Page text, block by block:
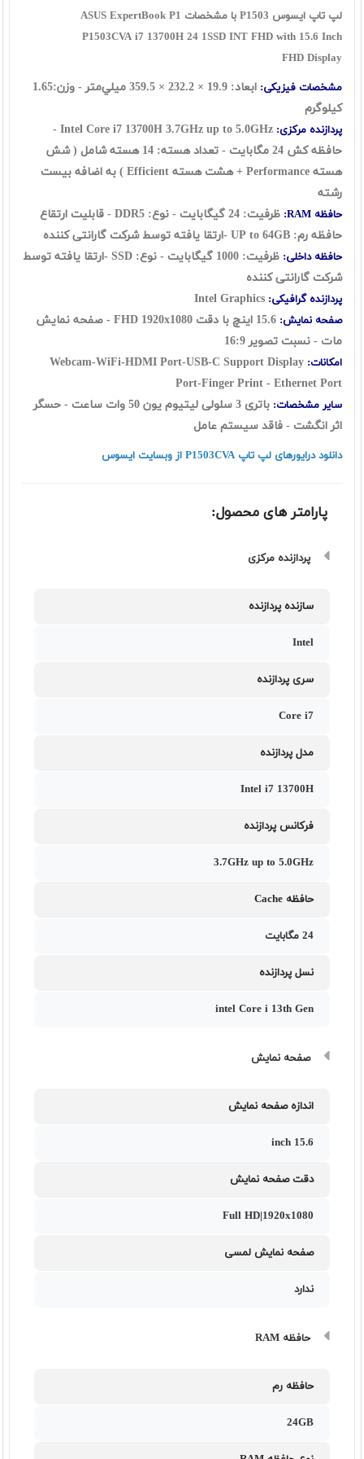
لپ تاپ ایسوس P1503 با مشخصات ASUS ExpertBook P1
P1503CVA i7 13700H 24 1SSD INT FHD with 15.6 Inch
FHD Display
مشخصات فیزیکی: ابعاد: 19.9 × 232.2 × 359.5 ميلي‌متر
- وزن:1.65
کیلوگرم
پردازنده مرکزی:
Intel Core i7 13700H 3.7GHz up to 5.0GHz -
حافظه کش 24 مگابایت - تعداد هسته: 14 هسته شامل ( شش
هسته Performance + هشت هسته Efficient ) به اضافه بیست
رشته
حافظه RAM:
ظرفیت: 24 گيگابايت - نوع: DDR5 - قابلیت ارتقاع
حافظه رم: UP to 64GB -
ارتقا یافته توسط شرکت گارانتی کننده
حافظه داخلی: ظرفیت: 1000 گیگابایت - نوع: SSD -ارتقا یافته توسط
شرکت گارانتی کننده
پردازنده گرافیکی:
صفحه نمایش:
15.6 اينچ با دقت FHD 1920x1080 - صفحه نمایش
مات - نسبت تصویر 16:9
امکانات: Webcam-WiFi-HDMI Port-USB-C Support Display
Port-Finger Print - Ethernet Port
سایر مشخصات:
باتری 3 سلولی لیتیوم یون 50 وات ساعت - حسگر
اثر انگشت - فاقد سیستم عامل
دانلود درایورهای لپ تاپ P1503CVA از وبسایت ایسوس
پارامتر های محصول:
پردازنده مرکزی
سازنده پردازنده
Intel
سری پردازنده
Core i7
مدل پردازنده
Intel i7 13700H
فرکانس پردازنده
3.7GHz up to 5.0GHz
حافظه Cache
24 مگابایت
نسل پردازنده
intel Core i 13th Gen
صفحه نمایش
اندازه صفحه نمایش
15.6 inch
دقت صفحه نمایش
Full HD|1920x1080
صفحه نمایش لمسی
ندارد
حافظه RAM
حافظه رم
24GB